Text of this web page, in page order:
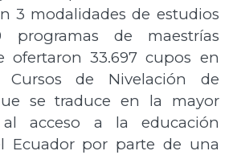
3 modalidades de estudios
programas de maestrías
ofertaron 33.697 cupos en
de Nivelación de
se traduce en la mayor
acceso a la educación
Ecuador por parte de una